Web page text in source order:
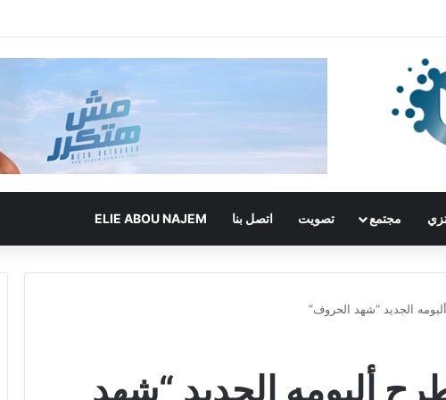
مجتمع تصويت اتصل بنا ELIE ABOU NAJEM
الجديد “شهد الحروف”
ألبومه الجديد “شهد